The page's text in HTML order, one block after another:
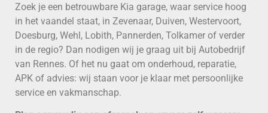
Zoek je een betrouwbare Kia garage, waar service hoog
in het vaandel staat, in Zevenaar, Duiven, Westervoort,
Doesburg, Wehl, Lobith, Pannerden, Tolkamer of verder
in de regio? Dan nodigen wij je graag uit bij Autobedrijf
van Rennes. Of het nu gaat om onderhoud, reparatie,
APK of advies: wij staan voor je klaar met persoonlijke
service en vakmanschap.